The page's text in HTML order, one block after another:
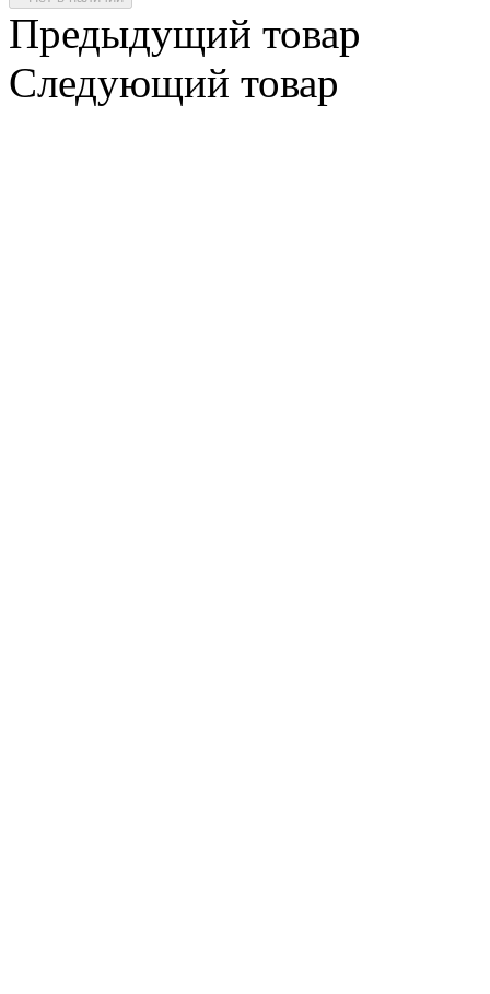
Предыдущий товар
Следующий товар